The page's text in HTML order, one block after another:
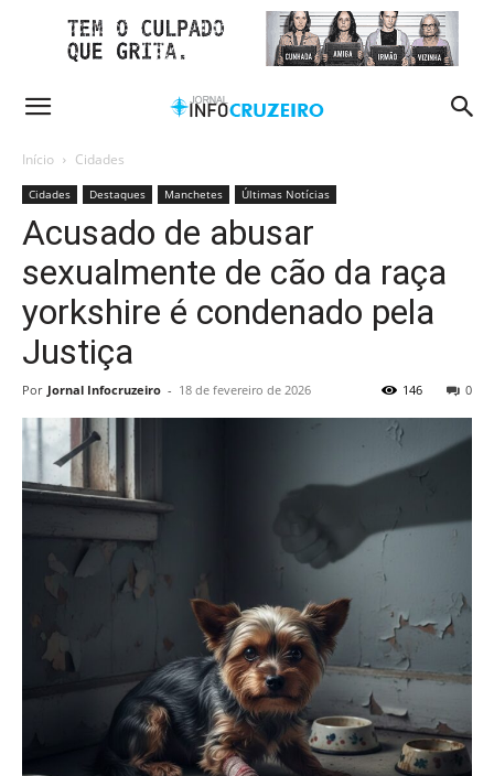
Início Cidades
Cidades Destaques Manchetes Últimas Notícias
Acusado de abusar
sexualmente de cão da raça
yorkshire é condenado pela
Justiça
Por Jornal Infocruzeiro - 18 de fevereiro de 2026 0
146